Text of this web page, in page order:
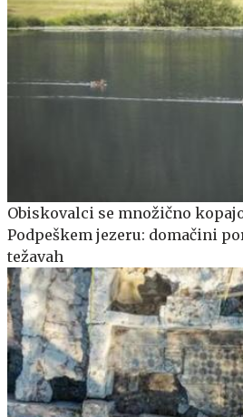
Obiskovalci se množično
Podpeškem jezeru: domačini
težavah